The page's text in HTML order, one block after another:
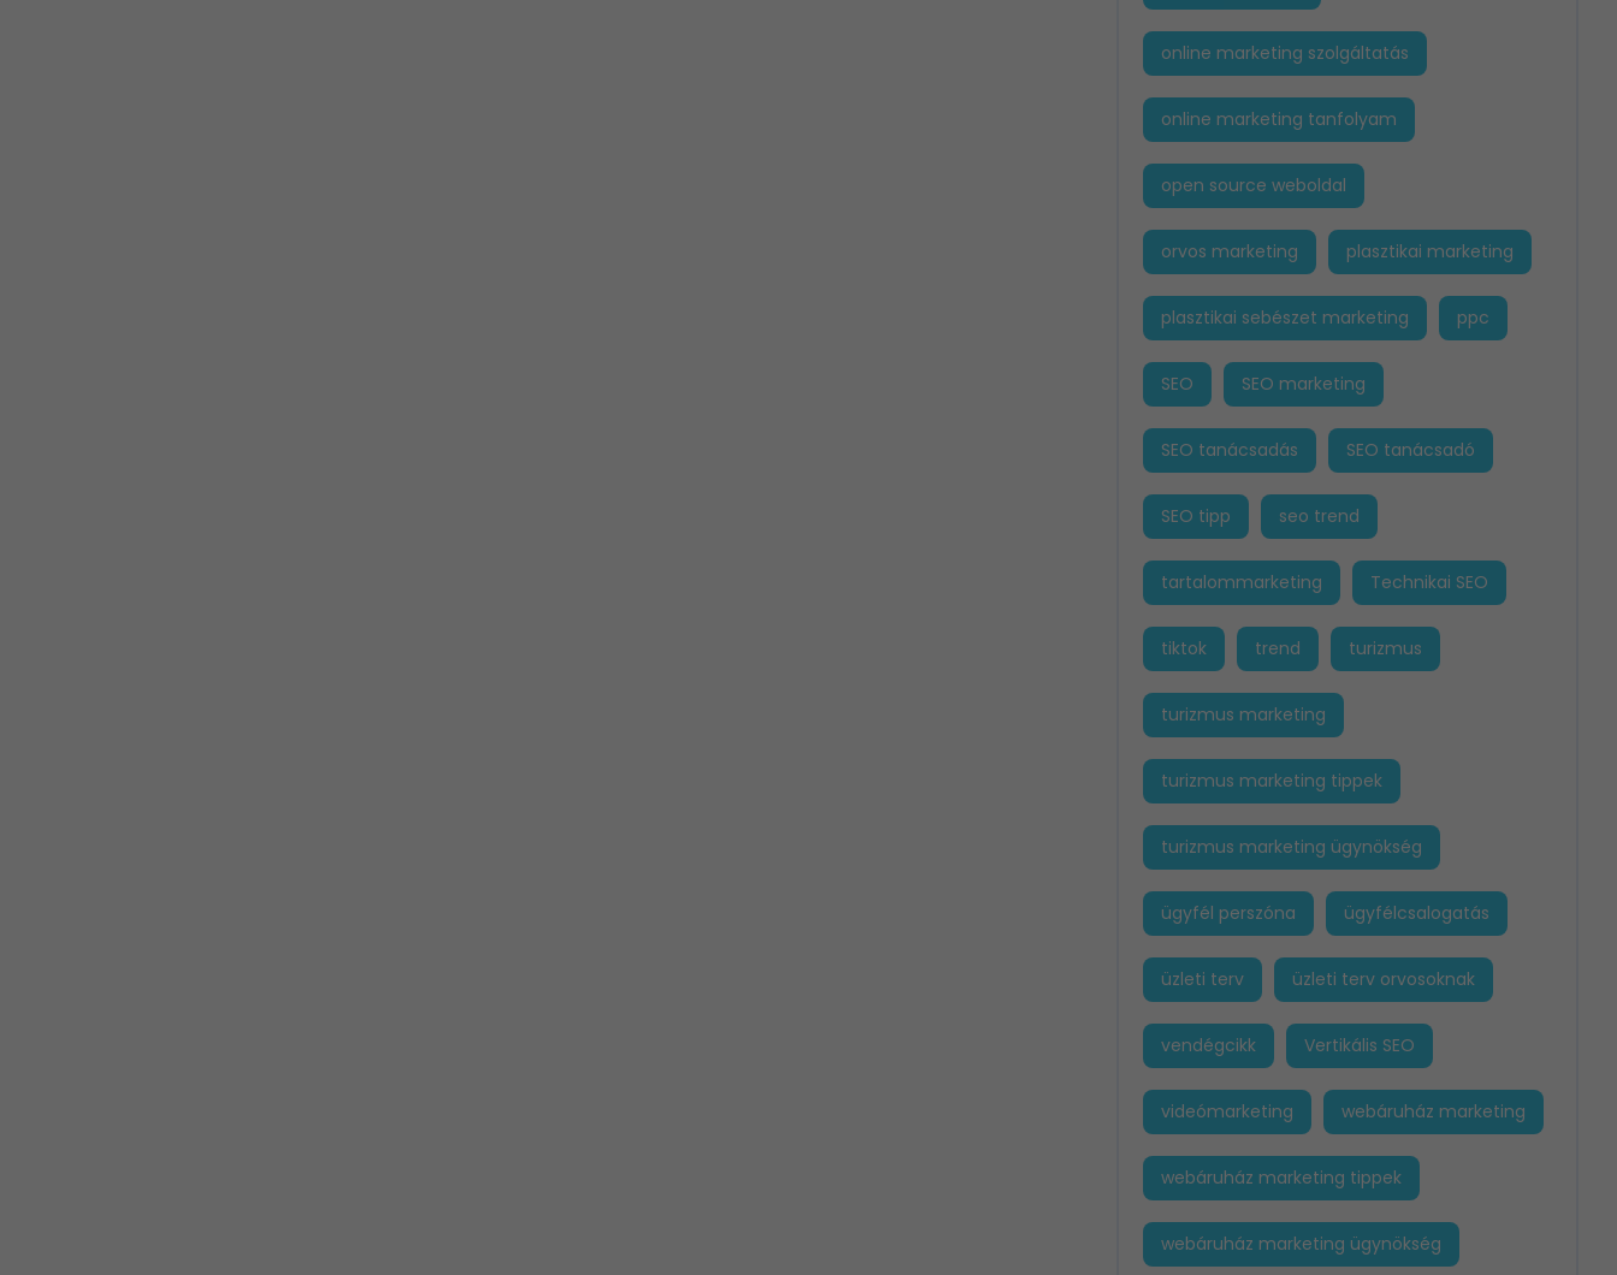
online marketing szolgáltatás
online marketing tanfolyam
open source weboldal
orvos marketing plasztikai marketing
plasztikai sebészet marketing ppc
SEO SEO marketing
SEO tanácsadás SEO tanácsadó
SEO tipp seo trend
tartalommarketing Technikai SEO
tiktok trend turizmus
turizmus marketing
turizmus marketing tippek
turizmus marketing ügynökség
ügyfél perszóna ügyfélcsalogatás
üzleti terv üzleti terv orvosoknak
vendégcikk Vertikális SEO
videómarketing webáruház marketing
webáruház marketing tippek
webáruház marketing ügynökség